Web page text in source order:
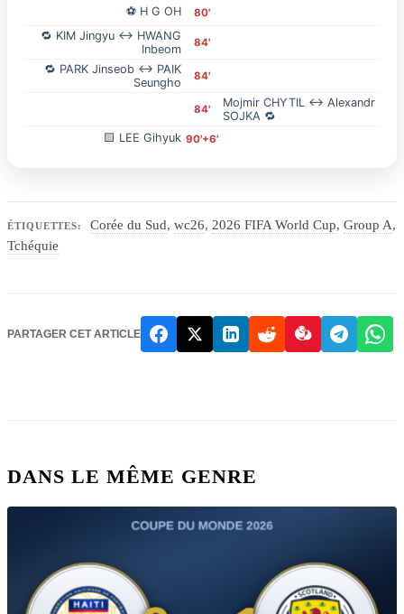
⚽ H G OH 80'
🔁 KIM Jingyu ↔ HWANG
Inbeom
84'
🔁 PARK Jinseob ↔ PAIK
Seungho
84'
84'
Mojmir CHYTIL ↔ Alexandr
SOJKA 🔁
🟨 LEE Gihyuk 90'+6'
ÉTIQUETTES: Corée du Sud, wc26, 2026 FIFA World Cup, Group A,
Tchéquie
PARTAGER CET ARTICLE
DANS LE MÊME GENRE